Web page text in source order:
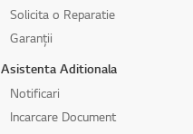
Solicita o Reparatie
Garanții
Asistenta Aditionala
Notificari
Incarcare Document